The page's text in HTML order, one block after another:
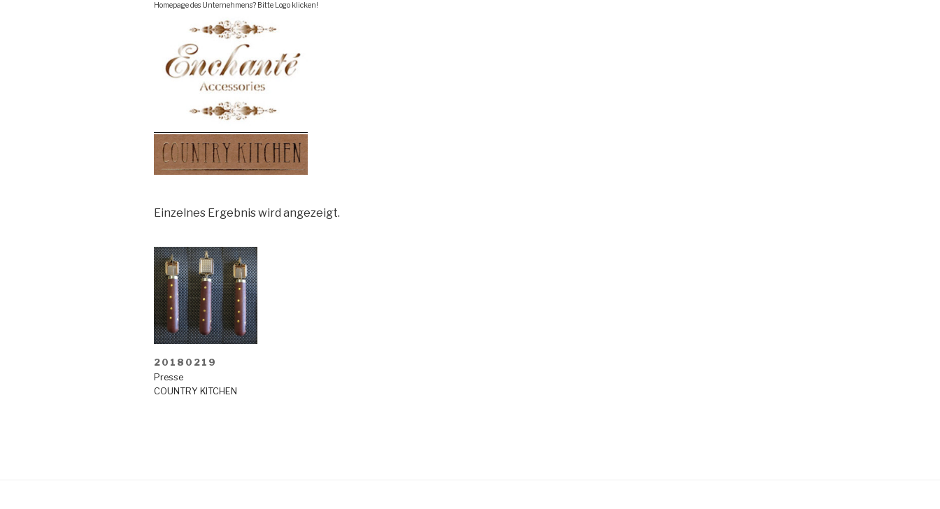
Homepage des Unternehmens? Bitte Logo klicken!
Einzelnes Ergebnis wird angezeigt.
20180219
Presse
COUNTRY KITCHEN